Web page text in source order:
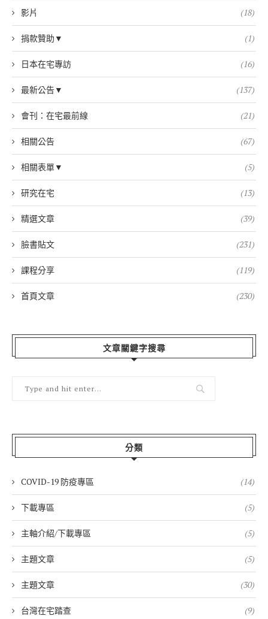
影片 (18)
捐款贊助▼ (1)
日本在宅專訪 (16)
最新公告▼ (137)
會刊：在宅最前線 (21)
相關公告 (67)
相關表單▼ (5)
研究在宅 (13)
精選文章 (39)
臉書貼文 (231)
課程分享 (119)
首頁文章 (230)
文章關鍵字搜尋
分類
COVID-19 防疫專區 (14)
下載專區 (5)
主軸介紹/下載專區 (5)
主題文章 (5)
主題文章 (30)
台灣在宅踏查 (9)